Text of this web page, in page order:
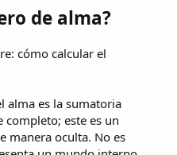
de alma?
cómo calcular el
alma es la sumatoria
completo; este es un
manera oculta. No es